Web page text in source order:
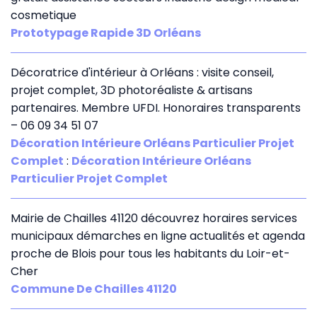
cosmetique
Prototypage Rapide 3D Orléans
Décoratrice d'intérieur à Orléans : visite conseil,
projet complet, 3D photoréaliste & artisans
partenaires. Membre UFDI. Honoraires transparents
– 06 09 34 51 07
Décoration Intérieure Orléans Particulier Projet
Complet : Décoration Intérieure Orléans
Particulier Projet Complet
Mairie de Chailles 41120 découvrez horaires services
municipaux démarches en ligne actualités et agenda
proche de Blois pour tous les habitants du Loir-et-
Cher
Commune De Chailles 41120